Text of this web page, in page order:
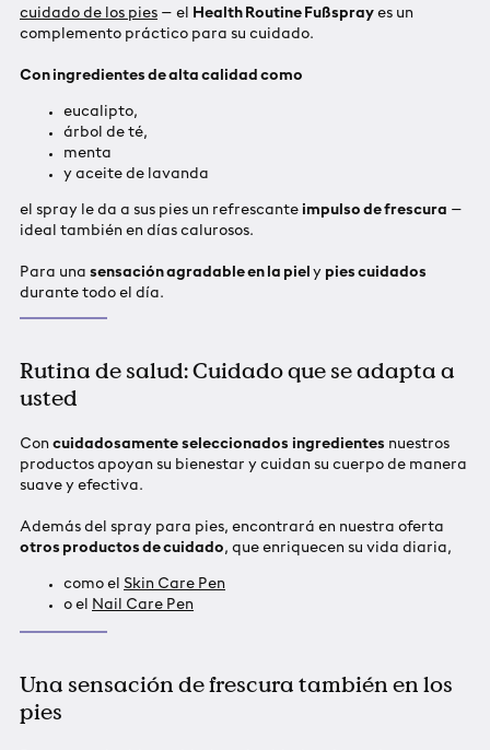
cuidado de los pies – el Health Routine Fußspray es un
complemento práctico para su cuidado.
Con ingredientes de alta calidad como
eucalipto,
árbol de té,
menta
y aceite de lavanda
el spray le da a sus pies un refrescante impulso de frescura –
ideal también en días calurosos.
Para una sensación agradable en la piel y pies cuidados
durante todo el día.
Rutina de salud: Cuidado que se adapta a
usted
Con cuidadosamente seleccionados ingredientes nuestros
productos apoyan su bienestar y cuidan su cuerpo de manera
suave y efectiva.
Además del spray para pies, encontrará en nuestra oferta
otros productos de cuidado, que enriquecen su vida diaria,
como el Skin Care Pen
o el
Nail Care Pen
Una sensación de frescura también en los
pies